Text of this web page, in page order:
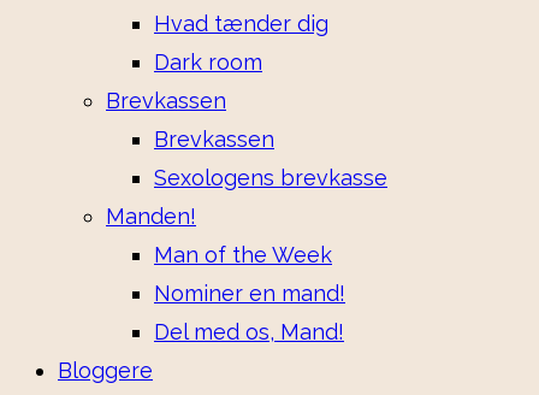
Hvad tænder dig
Dark room
Brevkassen
Brevkassen
Sexologens brevkasse
Manden!
Man of the Week
Nominer en mand!
Del med os, Mand!
Bloggere